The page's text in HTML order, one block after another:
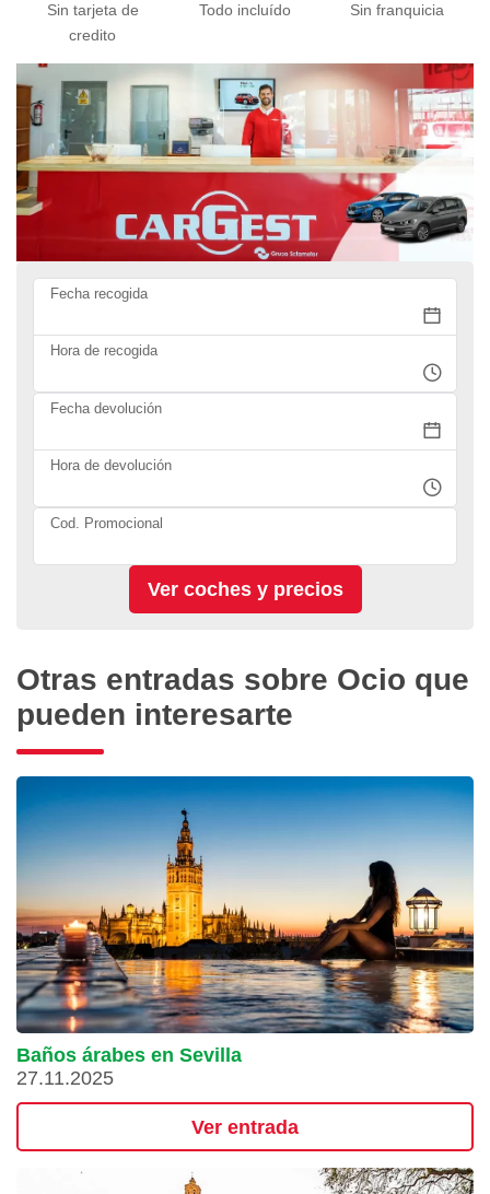
Sin tarjeta de
credito
Todo incluído Sin franquicia
Fecha recogida
Hora de recogida
Fecha devolución
Hora de devolución
Cod. Promocional
Otras entradas sobre Ocio que
pueden interesarte
Baños árabes en Sevilla
27.11.2025
Ver entrada